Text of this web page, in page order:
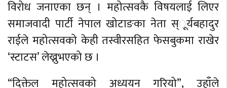
विरोध जनाएका छन् । महोत्सवकै विषयलाई लिएर
समाजवादी पार्टी नेपाल खोटाङका नेता स्ूर्यबहादुर
राईले महोत्सवको केही तस्वीरसहित फेसबुकमा राखेर
‘स्टाटस’ लेख्नुभएको छ ।
“दिक्तेल महोत्सवको अध्ययन गरियो”, उहाँले